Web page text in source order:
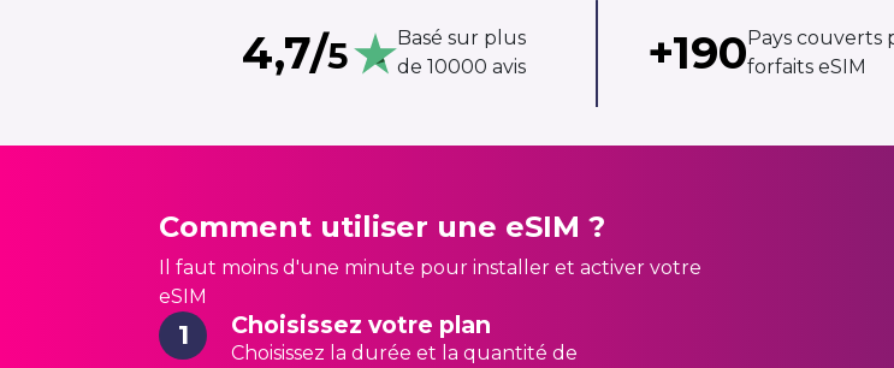
4,7/5
Basé sur plus
de 10000 avis
+190 Pays couverts
forfaits eSIM
Comment utiliser une eSIM ?
Il faut moins d'une minute pour installer et activer votre
eSIM
1 Choisissez votre plan
Choisissez la durée et la quantité de